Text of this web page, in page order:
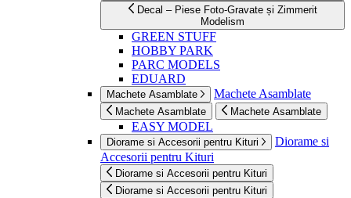
Decal – Piese Foto-Gravate și Zimmerit
Modelism
GREEN STUFF
HOBBY PARK
PARC MODELS
EDUARD
Machete Asamblate Machete Asamblate
Machete Asamblate Machete Asamblate
EASY MODEL
Diorame si Accesorii pentru Kituri
Diorame si
Accesorii pentru Kituri
Diorame si Accesorii pentru Kituri
Diorame si Accesorii pentru Kituri